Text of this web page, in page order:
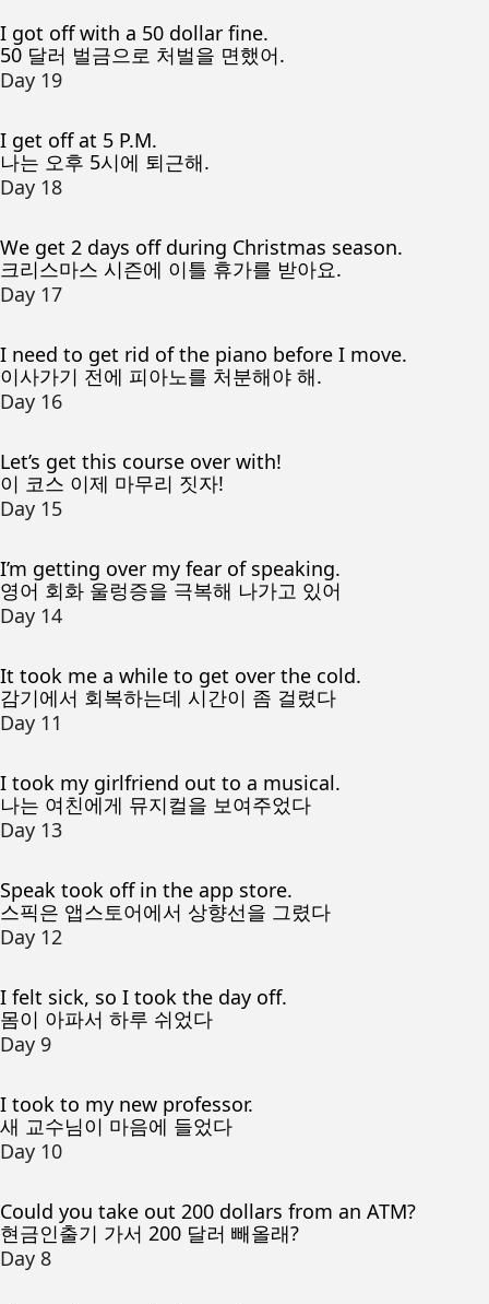
I got off with a 50 dollar fine.
50 달러 벌금으로 처벌을 면했어.
Day 19
I get off at 5 P.M.
나는 오후 5시에 퇴근해.
Day 18
We get 2 days off during Christmas season.
크리스마스 시즌에 이틀 휴가를 받아요.
Day 17
I need to get rid of the piano before I move.
이사가기 전에 피아노를 처분해야 해.
Day 16
Let’s get this course over with!
이 코스 이제 마무리 짓자!
Day 15
I’m getting over my fear of speaking.
영어 회화 울렁증을 극복해 나가고 있어
Day 14
It took me a while to get over the cold.
감기에서 회복하는데 시간이 좀 걸렸다
Day 11
I took my girlfriend out to a musical.
나는 여친에게 뮤지컬을 보여주었다
Day 13
Speak took off in the app store.
스픽은 앱스토어에서 상향선을 그렸다
Day 12
I felt sick, so I took the day off.
몸이 아파서 하루 쉬었다
Day 9
I took to my new professor.
새 교수님이 마음에 들었다
Day 10
Could you take out 200 dollars from an ATM?
현금인출기 가서 200 달러 빼올래?
Day 8